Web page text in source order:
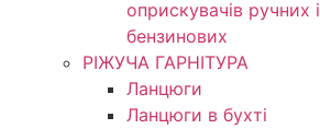
оприскувачів ручних і
бензинових
РІЖУЧА ГАРНІТУРА
Ланцюги
Ланцюги в бухті